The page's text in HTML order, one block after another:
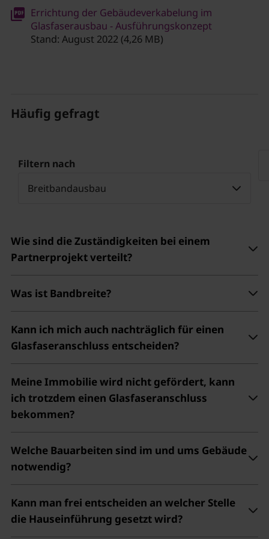
Errichtung der Gebäudeverkabelung im
Glasfaserausbau - Ausführungskonzept
Stand: August 2022 (4,26 MB)
Häufig gefragt
Filtern nach
Breitbandausbau
Wie sind die Zuständigkeiten bei einem
Partnerprojekt verteilt?
Was ist Bandbreite?
Kann ich mich auch nachträglich für einen
Glasfaseranschluss entscheiden?
Meine Immobilie wird nicht gefördert, kann
ich trotzdem einen Glasfaseranschluss
bekommen?
Welche Bauarbeiten sind im und ums Gebäude
notwendig?
Kann man frei entscheiden an welcher Stelle
die Hauseinführung gesetzt wird?